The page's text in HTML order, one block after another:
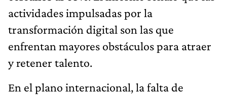
actividades impulsadas por la
transformación digital son las que
enfrentan mayores obstáculos para atraer
y retener talento.
En el plano internacional, la falta de